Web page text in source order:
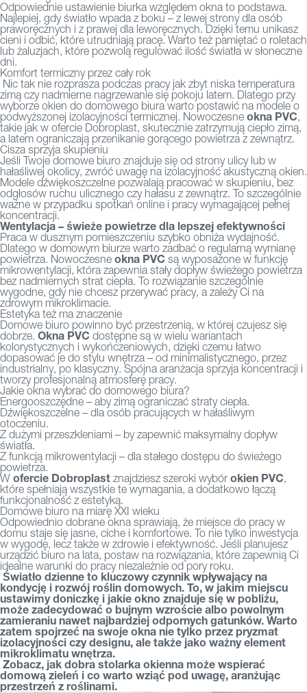
Odpowiednie ustawienie biurka względem okna to podstawa.
Najlepiej, gdy światło wpada z boku – z lewej strony dla osób
praworęcznych i z prawej dla leworęcznych. Dzięki temu unikasz
cieni i odbić, które utrudniają pracę. Warto też pamiętać o roletach
lub żaluzjach, które pozwolą regulować ilość światła w słoneczne
dni.
Komfort termiczny przez cały rok
Nic tak nie rozprasza podczas pracy jak zbyt niska temperatura
zimą czy nadmierne nagrzewanie się pokoju latem. Dlatego przy
wyborze okien do domowego biura warto postawić na modele o
podwyższonej izolacyjności termicznej. Nowoczesne okna PVC,
takie jak w ofercie Dobroplast, skutecznie zatrzymują ciepło zimą,
a latem ograniczają przenikanie gorącego powietrza z zewnątrz.
Cisza sprzyja skupieniu
Jeśli Twoje domowe biuro znajduje się od strony ulicy lub w
hałaśliwej okolicy, zwróć uwagę na izolacyjność akustyczną okien.
Modele dźwiękoszczelne pozwalają pracować w skupieniu, bez
odgłosów ruchu ulicznego czy hałasu z zewnątrz. To szczególnie
ważne w przypadku spotkań online i pracy wymagającej pełnej
koncentracji.
Wentylacja – świeże powietrze dla lepszej efektywności
Praca w dusznym pomieszczeniu szybko obniża wydajność.
Dlatego w domowym biurze warto zadbać o regularną wymianę
powietrza. Nowoczesne okna PVC są wyposażone w funkcję
mikrowentylacji, która zapewnia stały dopływ świeżego powietrza
bez nadmiernych strat ciepła. To rozwiązanie szczególnie
wygodne, gdy nie chcesz przerywać pracy, a zależy Ci na
zdrowym mikroklimacie.
Estetyka też ma znaczenie
Domowe biuro powinno być przestrzenią, w której czujesz się
dobrze. Okna PVC dostępne są w wielu wariantach
kolorystycznych i wykończeniowych, dzięki czemu łatwo
dopasować je do stylu wnętrza – od minimalistycznego, przez
industrialny, po klasyczny. Spójna aranżacja sprzyja koncentracji i
tworzy profesjonalną atmosferę pracy.
Jakie okna wybrać do domowego biura?
Energooszczędne – aby zimą ograniczać straty ciepła.
Dźwiękoszczelne – dla osób pracujących w hałaśliwym
otoczeniu.
Z dużymi przeszkleniami – by zapewnić maksymalny dopływ
światła.
Z funkcją mikrowentylacji – dla stałego dostępu do świeżego
powietrza.
W ofercie Dobroplast znajdziesz szeroki wybór okien PVC,
które spełniają wszystkie te wymagania, a dodatkowo łączą
funkcjonalność z estetyką.
Domowe biuro na miarę XXI wieku
Odpowiednio dobrane okna sprawiają, że miejsce do pracy w
domu staje się jasne, ciche i komfortowe. To nie tylko inwestycja
w wygodę, lecz także w zdrowie i efektywność. Jeśli planujesz
urządzić biuro na lata, postaw na rozwiązania, które zapewnią Ci
idealne warunki do pracy niezależnie od pory roku.
Światło dzienne to kluczowy czynnik wpływający na
kondycję i rozwój roślin domowych. To, w jakim miejscu
ustawimy doniczkę i jakie okno znajduje się w pobliżu,
może zadecydować o bujnym wzroście albo powolnym
zamieraniu nawet najbardziej odpornych gatunków. Warto
zatem spojrzeć na swoje okna nie tylko przez pryzmat
izolacyjności czy designu, ale także jako ważny element
mikroklimatu wnętrza.
Zobacz, jak dobra stolarka okienna może wspierać
domową zieleń i co warto wziąć pod uwagę, aranżując
przestrzeń z roślinami.